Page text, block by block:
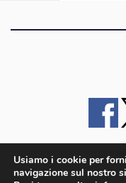
iMagazine · contatti e staff ·
Usiamo i cookie per
navigazione sul nostro